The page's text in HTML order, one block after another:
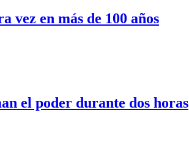
en más de 100 años
el poder durante dos horas